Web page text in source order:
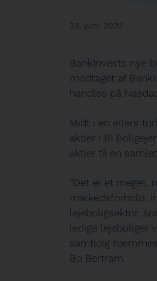
23. juni 2022
BankInvests nye
modtaget af
handles på
Midt i en ellers
aktier i BI
aktier til en
”Det er et meget,
markedsforhold.
lejeboligsektor,
ledige lejeboliger
samtidig
Bo Bertram.